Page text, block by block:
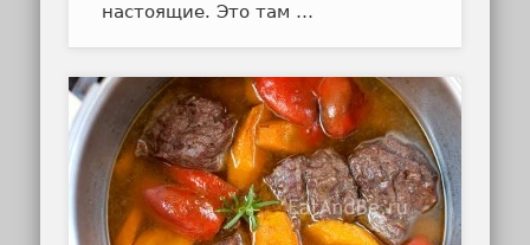
настоящие. Это там …